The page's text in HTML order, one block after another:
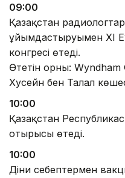
09:00
Қазақстан
ұйымдастыруымен XI
конгресі өтеді.
Өтетін орны: Wyndham
Хусейн бен Талал
10:00
Қазақстан
отырысы өтеді.
10:00
Діни себептермен